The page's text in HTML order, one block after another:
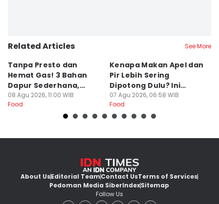
Related Articles See More
Tanpa Presto dan
Hemat Gas! 3 Bahan
Dapur Sederhana,
Daging Sapi Empuk
Dalam 15 Menit
08 Agu 2026, 11:00 WIB
Food
Kenapa Makan Apel dan
Pir Lebih Sering
Dipotong Dulu? Ini
Alasannya
07 Agu 2026, 06:58 WIB
Food
About UsEditorial TeamContact UsTerms of Services
Pedoman Media SiberIndexSitemap
Follow Us